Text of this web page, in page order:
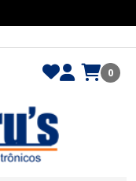
0